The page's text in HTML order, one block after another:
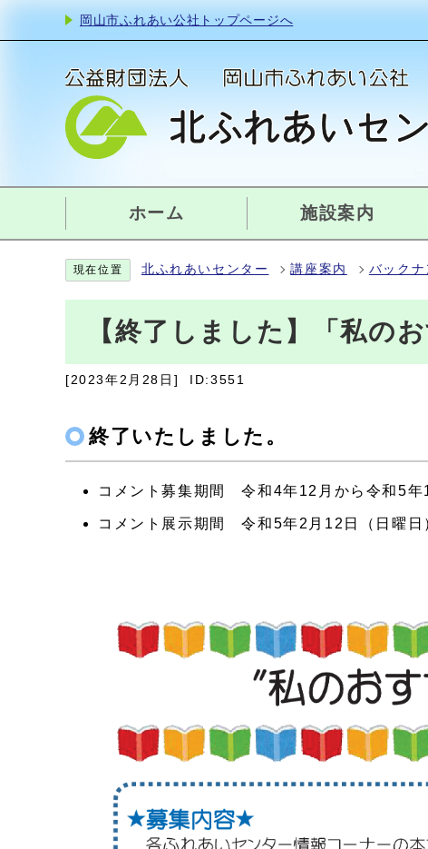
岡山市ふれあい公社トップページへ
ホーム 施設案内
現在位置 北ふれあいセンター 講座案内 バックナ
【終了しました】「私の
[2023年2月28日] ID:3551
終了いたしました。
コメント募集期間 令和4年12月から令和5年
コメント展示期間 令和5年2月12日（日曜